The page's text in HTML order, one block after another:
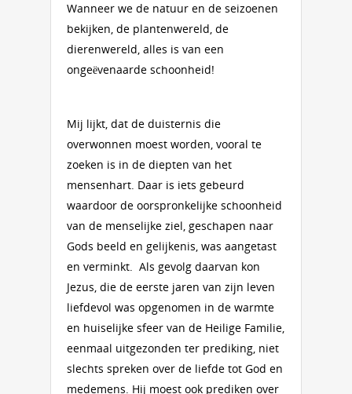
Wanneer we de natuur en de seizoenen
bekijken, de plantenwereld, de
dierenwereld, alles is van een
ongeëvenaarde schoonheid!
Mij lijkt, dat de duisternis die
overwonnen moest worden, vooral te
zoeken is in de diepten van het
mensenhart. Daar is iets gebeurd
waardoor de oorspronkelijke schoonheid
van de menselijke ziel, geschapen naar
Gods beeld en gelijkenis, was aangetast
en verminkt. Als gevolg daarvan kon
Jezus, die de eerste jaren van zijn leven
liefdevol was opgenomen in de warmte
en huiselijke sfeer van de Heilige Familie,
eenmaal uitgezonden ter prediking, niet
slechts spreken over de liefde tot God en
medemens. Hij moest ook prediken over